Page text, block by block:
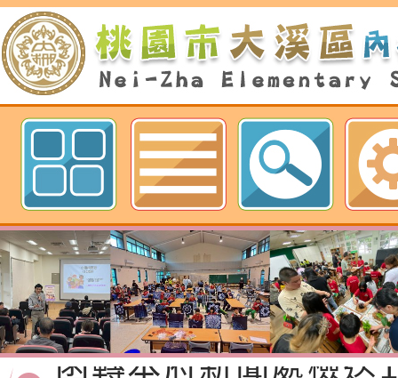
歡迎參觀：桃園市內柵國民小學網
函轉桃園市政府「
性(防空)演習執行計
轉桃園市政府「
檢送桃園市政府家庭
「115年度祖孫樂淘
函轉本府新聞處檢送